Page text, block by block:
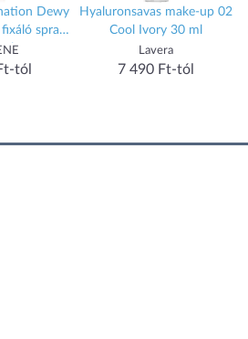
Dewy
spray
tól
Hyaluronsavas make-up 02
Cool Ivory 30 ml
Lavera
7 490 Ft-tól